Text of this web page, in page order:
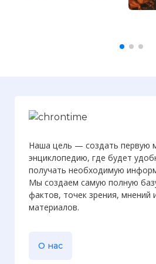
Наша цель — создать первую
энциклопедию, где будет
получать необходимую
Мы создаем самую полную
фактов, точек зрения, мнений
материалов.
О нас